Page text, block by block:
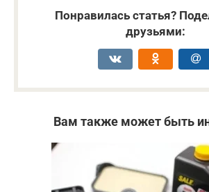
Понравилась статья?
друзьями:
Вам также может быть